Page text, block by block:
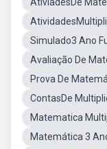
Simulado3 Ano
Avaliação De
Prova De
ContasDe
Matematica
Matemática 3